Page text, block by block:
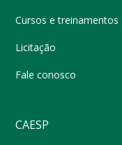
Cursos e treinamentos
Licitação
Fale conosco
CAESP